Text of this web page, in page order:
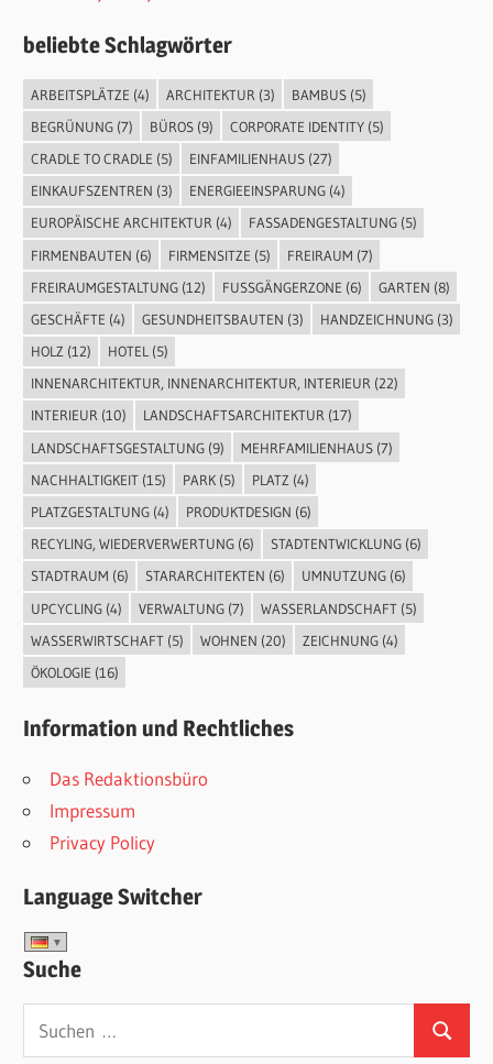
beliebte Schlagwörter
ARBEITSPLÄTZE (4) ARCHITEKTUR (3) BAMBUS(5)
BEGRÜNUNG(7) BÜROS(9) CORPORATE IDENTITY(5)
CRADLE TO CRADLE (5) EINFAMILIENHAUS(27)
EINKAUFSZENTREN (3) ENERGIEEINSPARUNG(4)
EUROPÄISCHE ARCHITEKTUR(4) FASSADENGESTALTUNG(5)
FIRMENBAUTEN (6) FIRMENSITZE (5) FREIRAUM (7)
FREIRAUMGESTALTUNG(12) FUSSGÄNGERZONE (6) GARTEN (8)
GESCHÄFTE (4) GESUNDHEITSBAUTEN (3) HANDZEICHNUNG(3)
HOLZ (12) HOTEL (5)
INNENARCHITEKTUR, INNENARCHITEKTUR, INTERIEUR(22)
INTERIEUR(10) LANDSCHAFTSARCHITEKTUR(17)
LANDSCHAFTSGESTALTUNG(9) MEHRFAMILIENHAUS(7)
NACHHALTIGKEIT(15) PARK(5) PLATZ (4)
PLATZGESTALTUNG(4) PRODUKTDESIGN (6)
RECYLING, WIEDERVERWERTUNG(6) STADTENTWICKLUNG(6)
STADTRAUM (6) STARARCHITEKTEN (6) UMNUTZUNG(6)
UPCYCLING(4) VERWALTUNG(7) WASSERLANDSCHAFT(5)
WASSERWIRTSCHAFT(5) WOHNEN (20) ZEICHNUNG(4)
ÖKOLOGIE (16)
Information und Rechtliches
Das Redaktionsbüro
Impressum
Privacy Policy
Language Switcher
Suche
Suchen
nach:
Suchen